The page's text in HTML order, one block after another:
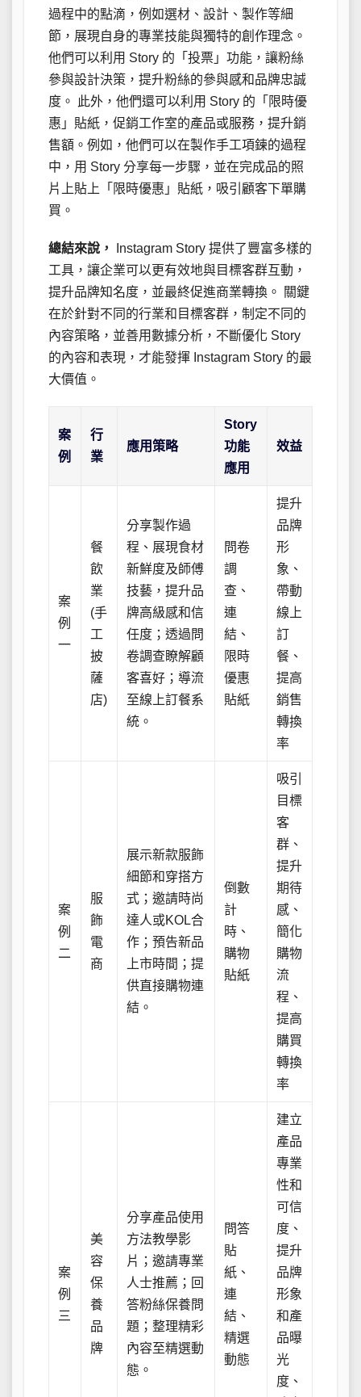
過程中的點滴，例如選材、設計、製作等細
節，展現自身的專業技能與獨特的創作理念。
他們可以利用 Story 的「投票」功能，讓粉絲
參與設計決策，提升粉絲的參與感和品牌忠誠
度。 此外，他們還可以利用 Story 的「限時優
惠」貼紙，促銷工作室的產品或服務，提升銷
售額。例如，他們可以在製作手工項鍊的過程
中，用 Story 分享每一步驟，並在完成品的照
片上貼上「限時優惠」貼紙，吸引顧客下單購
買。
總結來說，
Instagram Story 提供了豐富多樣的
工具，讓企業可以更有效地與目標客群互動，
提升品牌知名度，並最終促進商業轉換。 關鍵
在於針對不同的行業和目標客群，制定不同的
內容策略，並善用數據分析，不斷優化 Story
的內容和表現，才能發揮 Instagram Story 的最
大價值。
案
例
行
業
應用策略
Story
功能
應用
效益
案
例
一
餐
飲
業
(手
工
披
薩
店)
分享製作過
程、展現食材
新鮮度及師傅
技藝，提升品
牌高級感和信
任度；透過問
卷調查瞭解顧
客喜好；導流
至線上訂餐系
統。
問卷
調
查、
連
結、
限時
優惠
貼紙
提升
品牌
形
象、
帶動
線上
訂
餐、
提高
銷售
轉換
率
案
例
二
服
飾
電
商
展示新款服飾
細節和穿搭方
式；邀請時尚
達人或KOL合
作；預告新品
上市時間；提
供直接購物連
結。
倒數
計
時、
購物
貼紙
吸引
目標
客
群、
提升
期待
感、
簡化
購物
流
程、
提高
購買
轉換
率
案
例
三
美
容
保
養
品
牌
分享產品使用
方法教學影
片；邀請專業
人士推薦；回
答粉絲保養問
題；整理精彩
內容至精選動
態。
問答
貼
紙、
連
結、
精選
動態
建立
產品
專業
性和
可信
度、
提升
品牌
形象
和產
品曝
光
度、